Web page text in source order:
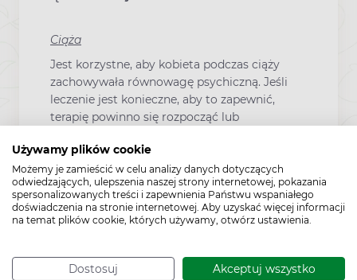
Używamy plików cookie
Możemy je zamieścić w celu analizy danych dotyczących
odwiedzających, ulepszenia naszej strony internetowej, pokazania
spersonalizowanych treści i zapewnienia Państwu wspaniałego
doświadczenia na stronie internetowej. Aby uzyskać więcej informacji
na temat plików cookie, których używamy, otwórz ustawienia.
Dostosuj Akceptuj wszystko
Ciąża
Jest korzystne, aby kobieta podczas ciąży
zachowywała równowagę psychiczną. Jeśli
leczenie jest konieczne, aby to zapewnić,
terapię powinno się rozpocząć lub
przez całą ciążę, jeżeli to możliwe, w
monoterapii.
Wyniki badań na zwierzętach nie niepokoją,
ale kliniczne dane są niedostateczne.
stosowania tianeptyny w jakimkolwiek
okresie ciąży. Jeśli rozpoczęcie lub